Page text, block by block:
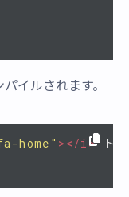
イルされます。
home" ></i> トッ